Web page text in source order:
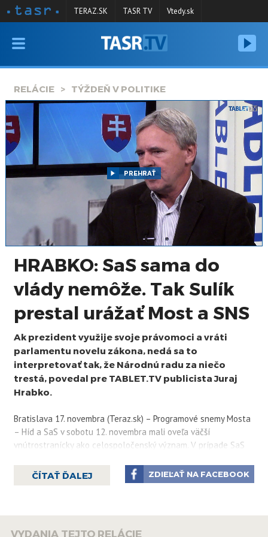
VYSIELANIE
SPRAVODAJSTVO
KONTAKT
ARCHÍV
TERAZ.SK TASR TV Vtedy.sk
RELÁCIE TÝŽDEŇ V POLITIKE
PREHRAŤ
HRABKO: SaS sama do
vlády nemôže. Tak Sulík
prestal urážať Most a SNS
Ak prezident využije svoje právomoci a vráti
parlamentu novelu zákona, nedá sa to
interpretovať tak, že Národnú radu za niečo
trestá, povedal pre TABLET.TV publicista Juraj
Hrabko.
Bratislava 17. novembra (Teraz.sk) – Programové snemy Mosta
– Híd a SaS v sobotu 12. novembra mali oveľa väčší
vnútrostranícky ako celospoločenský význam. V prípade SaS
pred snemom, kedy označil za možných budúcich koaličných
partnerov aj Most – Híd a Slovenskú národnú stranu (SNS). V
ČÍTAŤ ĎALEJ ZDIEĽAŤ NA FACEBOOK
VYDANIA TEJTO RELÁCIE